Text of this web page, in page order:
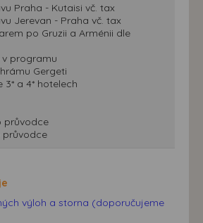
Praha - Kutaisi vč. tax
Jerevan - Praha vč. tax
po Gruzii a Arménii dle
v programu
Gergeti
3* a 4* hotelech
průvodce
průvodce
výloh a storna (doporučujeme